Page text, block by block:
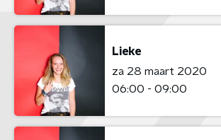
Lieke
za 28 maart 2020
06:00 - 09:00